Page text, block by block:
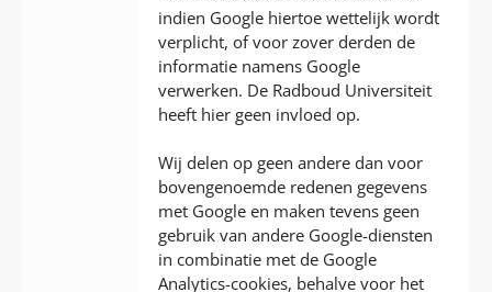
indien Google hiertoe wettelijk wordt
verplicht, of voor zover derden de
informatie namens Google
verwerken. De Radboud Universiteit
heeft hier geen invloed op.
Wij delen op geen andere dan voor
bovengenoemde redenen gegevens
met Google en maken tevens geen
gebruik van andere Google-diensten
in combinatie met de Google
Analytics-cookies, behalve voor het